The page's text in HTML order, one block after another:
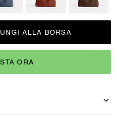
ALLA BORSA
ORA